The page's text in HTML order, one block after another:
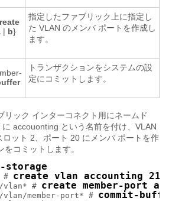
| b}
指定したファブリック上に指定し
た VLAN のメンバ ポートを作成し
ます。
トランザクションをシステムの設
定にコミットします。
リック インターコネクト用にネームド
accouonting という名前を付け、VLAN
ロット 2、ポート 20 にメンバ ポートを作
コミットします。
storage
# create vlan accounting
vlan* # create member-port a
vlan/member-port* # commit-